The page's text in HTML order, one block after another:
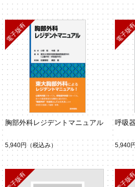
胸部外科レジデントマニュアル
5,940円 （税込み）
呼吸
5,940円